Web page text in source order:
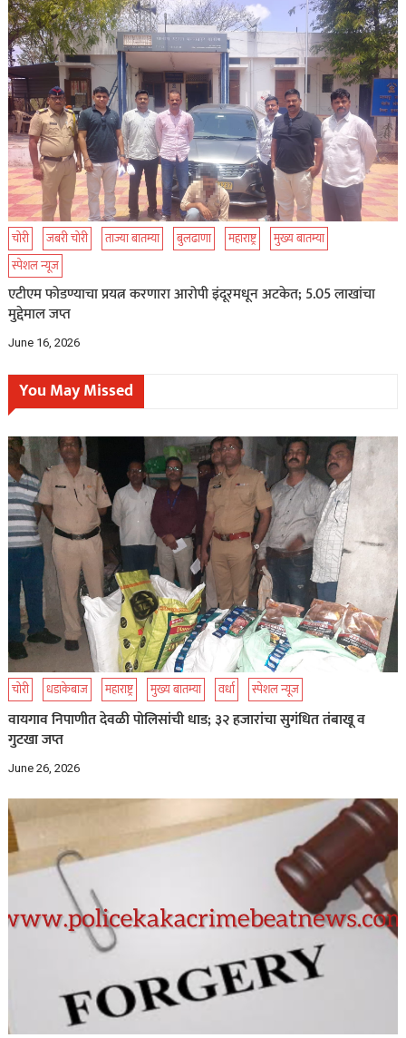
चोरी जबरी चोरी ताज्या बातम्या बुलढाणा महाराष्ट्र
मुख्य बातम्या
स्पेशल न्यूज
एटीएम फोडण्याचा प्रयत्न करणारा आरोपी इंदूरमधून अटकेत; 5.05 लाखांचा
मुद्देमाल जप्त
June 16, 2026
You May Missed
चोरी धडाकेबाज महाराष्ट्र मुख्य बातम्या वर्धा स्पेशल न्यूज
वायगाव निपाणीत देवळी पोलिसांची धाड; ३२ हजारांचा सुगंधित तंबाखू व
गुटखा जप्त
June 26, 2026